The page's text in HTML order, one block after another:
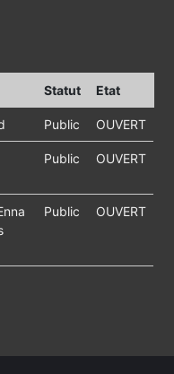
Statut Etat
Public OUVERT
Public OUVERT
Public OUVERT